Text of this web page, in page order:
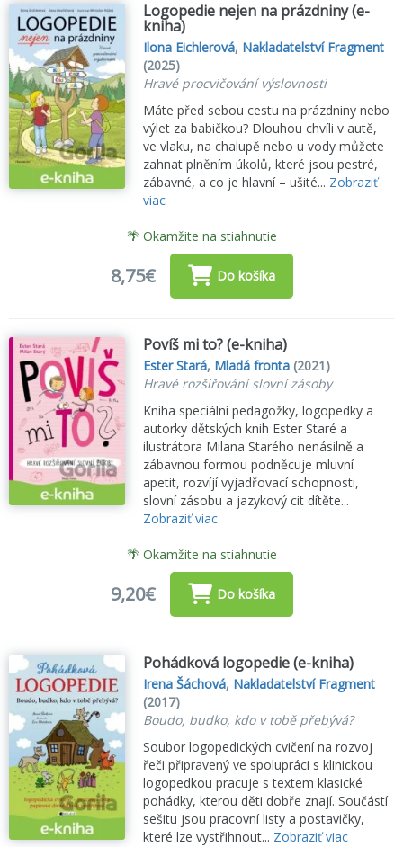
Logopedie nejen na prázdniny (e-
kniha)
Ilona Eichlerová, Nakladatelství Fragment
(2025)
Hravé procvičování výslovnosti
Máte před sebou cestu na prázdniny nebo
výlet za babičkou? Dlouhou chvíli v autě,
ve vlaku, na chalupě nebo u vody můžete
zahnat plněním úkolů, které jsou pestré,
zábavné, a co je hlavní – ušité... Zobraziť
viac
🌴 Okamžite na stiahnutie
8,75€ Do košíka
Povíš mi to? (e-kniha)
Ester Stará, Mladá fronta (2021)
Hravé rozšiřování slovní zásoby
Kniha speciální pedagožky, logopedky a
autorky dětských knih Ester Staré a
ilustrátora Milana Starého nenásilně a
zábavnou formou podněcuje mluvní
apetit, rozvíjí vyjadřovací schopnosti,
slovní zásobu a jazykový cit dítěte...
Zobraziť viac
🌴 Okamžite na stiahnutie
9,20€ Do košíka
Pohádková logopedie (e-kniha)
Irena Šáchová, Nakladatelství Fragment
(2017)
Boudo, budko, kdo v tobě přebývá?
Soubor logopedických cvičení na rozvoj
řeči připravený ve spolupráci s klinickou
logopedkou pracuje s textem klasické
pohádky, kterou děti dobře znají. Součástí
sešitu jsou pracovní listy a postavičky,
které lze vystřihnout... Zobraziť viac